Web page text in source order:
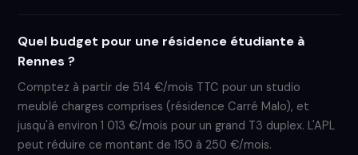
Quel budget pour une résidence étudiante à
Rennes ?
Comptez à partir de 514 €/mois TTC pour un studio
meublé charges comprises (résidence Carré Malo), et
jusqu'à environ 1 013 €/mois pour un grand T3 duplex. L'APL
peut réduire ce montant de 150 à 250 €/mois.